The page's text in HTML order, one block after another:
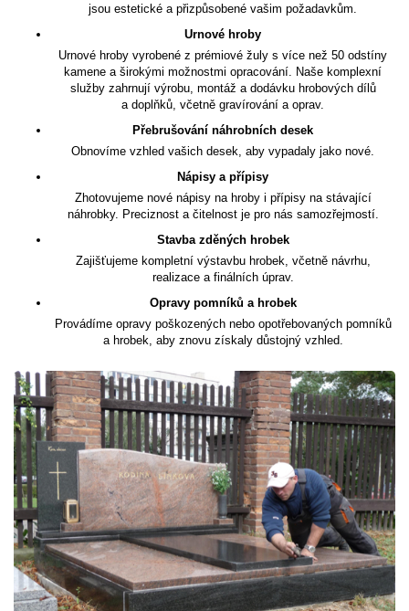
jsou estetické a přizpůsobené vašim požadavkům.
Urnové hroby
Urnové hroby vyrobené z prémiové žuly s více než 50 odstíny
kamene a širokými možnostmi opracování. Naše komplexní
služby zahrnují výrobu, montáž a dodávku hrobových dílů
a doplňků, včetně gravírování a oprav.
Přebrušování náhrobních desek
Obnovíme vzhled vašich desek, aby vypadaly jako nové.
Nápisy a přípisy
Zhotovujeme nové nápisy na hroby i přípisy na stávající
náhrobky. Preciznost a čitelnost je pro nás samozřejmostí.
Stavba zděných hrobek
Zajišťujeme kompletní výstavbu hrobek, včetně návrhu,
realizace a finálních úprav.
Opravy pomníků a hrobek
Provádíme opravy poškozených nebo opotřebovaných pomníků
a hrobek, aby znovu získaly důstojný vzhled.